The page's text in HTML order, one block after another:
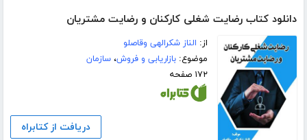
دانلود کتاب رضایت شغلی کارکنان و رضایت مشتریان
از: الناز شکرالهی وقاصلو
موضوع:بازاریابی و فروش،سازمان
۱۷۲ صفحه
دریافت از کتابراه